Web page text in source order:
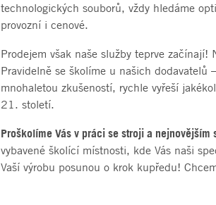
technologických souborů, vždy hledáme
provozní i cenové.
Prodejem však naše služby teprve začínají!
Pravidelně se školíme u našich dodavatelů
mnohaletou zkušeností, rychle vyřeší
21. století.
Proškolíme Vás v práci se stroji a nejnovějším
vybavené školící místnosti, kde Vás naši
Vaší výrobu posunou o krok kupředu!